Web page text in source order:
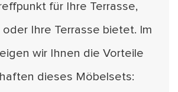
für Ihre Terrasse,
oder Ihre Terrasse bietet. Im
wir Ihnen die Vorteile
dieses Möbelsets: